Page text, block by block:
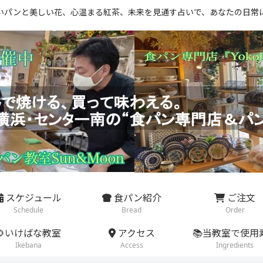
パンと美しい花、心温まる紅茶、未来を見通す占いで、あなたの日常
スケジュール
Schedule
食パン紹介
Bread
ご注文
Order
いけばな教室
Ikebana
アクセス
Access
📚当教室で使用
Ingredients